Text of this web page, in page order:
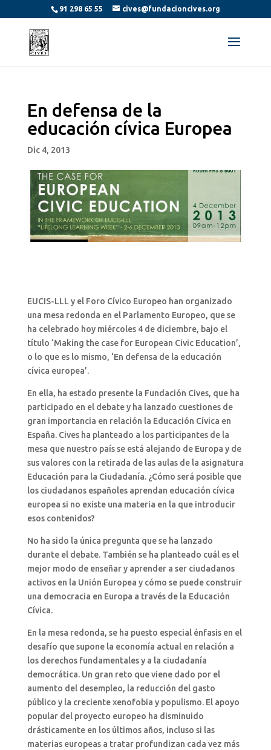
91 298 65 55 cives@fundacioncives.org
En defensa de la
educación cívica Europea
Dic 4, 2013
EUCIS-LLL y el Foro Cívico Europeo han organizado
una mesa redonda en el Parlamento Europeo, que se
ha celebrado hoy miércoles 4 de diciembre, bajo el
título ‘Making the case for European Civic Education’,
o lo que es lo mismo, ‘En defensa de la educación
cívica europea’.
En ella, ha estado presente la Fundación Cives, que ha
participado en el debate y ha lanzado cuestiones de
gran importancia en relación la Educación Cívica en
España. Cives ha planteado a los participantes de la
mesa que nuestro país se está alejando de Europa y de
sus valores con la retirada de las aulas de la asignatura
Educación para la Ciudadanía. ¿Cómo será posible que
los ciudadanos españoles aprendan educación cívica
europea si no existe una materia en la que introducir
esos contenidos?
No ha sido la única pregunta que se ha lanzado
durante el debate. También se ha planteado cuál es el
mejor modo de enseñar y aprender a ser ciudadanos
activos en la Unión Europea y cómo se puede construir
una democracia en Europa a través de la Educación
Cívica.
En la mesa redonda, se ha puesto especial énfasis en el
desafío que supone la economía actual en relación a
los derechos fundamentales y a la ciudadanía
democrática. Un gran reto que viene dado por el
aumento del desempleo, la reducción del gasto
público y la creciente xenofobia y populismo. El apoyo
popular del proyecto europeo ha disminuido
drásticamente en los últimos años, incluso si las
materias europeas a tratar profundizan cada vez más